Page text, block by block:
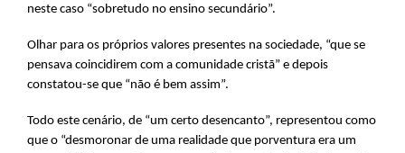
neste caso “sobretudo no ensino secundário”.
Olhar para os próprios valores presentes na sociedade, “que se
pensava coincidirem com a comunidade cristã” e depois
constatou-se que “não é bem assim”.
Todo este cenário, de “um certo desencanto”, representou como
que o “desmoronar de uma realidade que porventura era um